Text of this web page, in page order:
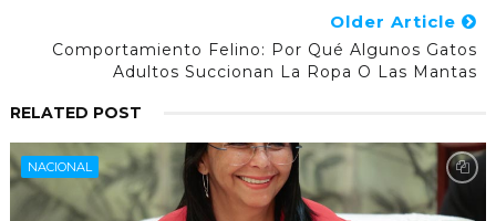
Older Article
Comportamiento Felino: Por Qué Algunos Gatos
Adultos Succionan La Ropa O Las Mantas
RELATED POST
NACIONAL